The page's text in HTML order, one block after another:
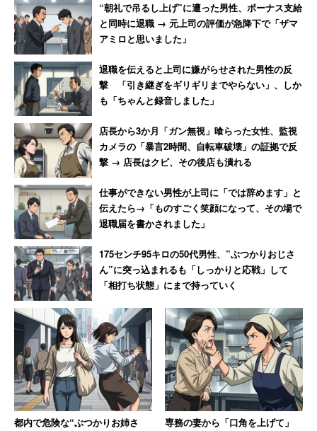
“朝礼で吊るし上げ”に遭った男性、ボーナス支給
と同時に退職 → 元上司の評価が急降下で「ザマ
アミロと思いました」
退職を伝えると上司に嫌がらせされた男性の反
撃 「引き継ぎをギリギリまでやらない」、しか
も「ちゃんと録音しました」
店長から3か月「ガン無視」喰らった女性、監視
カメラの「暴言2時間、自転車破壊」の証拠で反
撃 → 店長はクビ、その後店も潰れる
仕事ができない男性が上司に「では辞めます」と
伝えたら→「ものすごく笑顔になって、その場で
退職届を書かされました」
175センチ95キロの50代男性、”ぶつかりおじさ
ん”に突っ込まれるも「しっかりと応戦」して
「相打ち状態」にまで持っていく
都内で危険な“ぶつかりお姉さ 専務の妻から「口角を上げて」